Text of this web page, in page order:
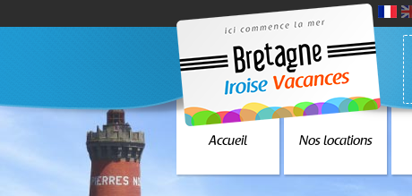
Accueil Nos locations